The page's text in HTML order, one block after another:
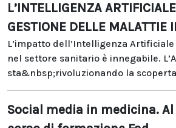
L’INTELLIGENZA
GESTIONE DELLE MALATTIE
L’impatto dell’Intelligenza
nel settore sanitario è innegabile.
sta&nbsp;rivoluzionando la
Social media in medicina.